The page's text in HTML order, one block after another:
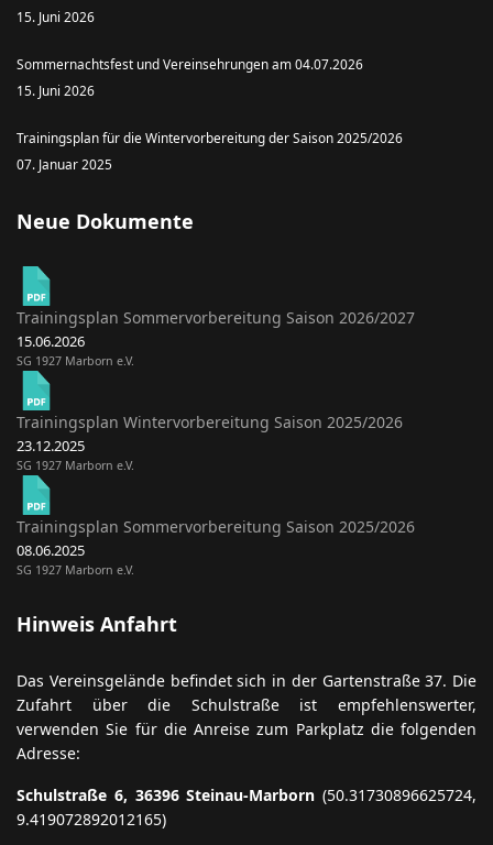
15. Juni 2026
Sommernachtsfest und Vereinsehrungen am 04.07.2026
15. Juni 2026
Trainingsplan für die Wintervorbereitung der Saison 2025/2026
07. Januar 2025
Neue Dokumente
Trainingsplan Sommervorbereitung Saison 2026/2027
15.06.2026
SG 1927 Marborn e.V.
Trainingsplan Wintervorbereitung Saison 2025/2026
23.12.2025
SG 1927 Marborn e.V.
Trainingsplan Sommervorbereitung Saison 2025/2026
08.06.2025
SG 1927 Marborn e.V.
Hinweis Anfahrt
Das Vereinsgelände befindet sich in der Gartenstraße 37. Die
Zufahrt über die Schulstraße ist empfehlenswerter,
verwenden Sie für die Anreise zum Parkplatz die folgenden
Adresse:
Schulstraße 6, 36396 Steinau-Marborn (50.31730896625724,
9.419072892012165)